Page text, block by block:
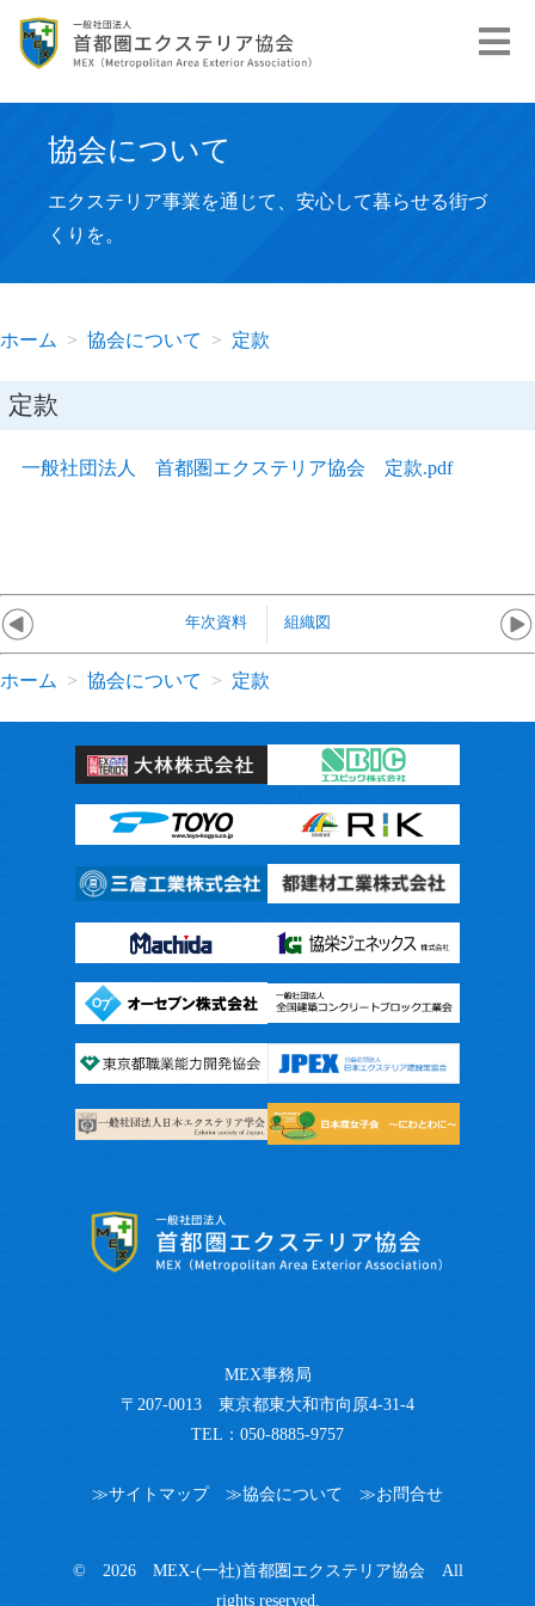
協会について
エクステリア事業を通じて、安心して暮らせる街づ
くりを。
ホーム 協会について 定款
定款
一般社団法人 首都圏エクステリア協会 定款.pdf
組織図
年次資料
ホーム 協会について 定款
MEX事務局
〒207-0013 東京都東大和市向原4-31-4
TEL：050-8885-9757
≫サイトマップ ≫協会について ≫お問合せ
© 2026 MEX-(一社)首都圏エクステリア協会 All
rights reserved.